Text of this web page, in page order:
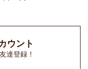
ウント
達登録！